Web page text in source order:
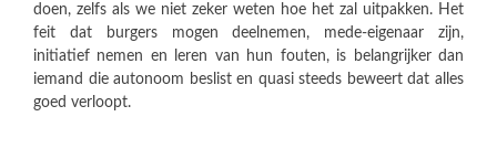
doen, zelfs als we niet zeker weten hoe het zal uitpakken. Het
feit dat burgers mogen deelnemen, mede-eigenaar zijn,
initiatief nemen en leren van hun fouten, is belangrijker dan
iemand die autonoom beslist en quasi steeds beweert dat alles
goed verloopt.